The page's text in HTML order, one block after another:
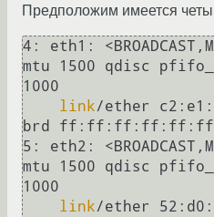
Предположим имеется
4: eth1:
mtu 1500 qdisc
1000
link/ether
brd ff:ff:ff:ff:ff:ff
5: eth2:
mtu 1500 qdisc
1000
link/ether